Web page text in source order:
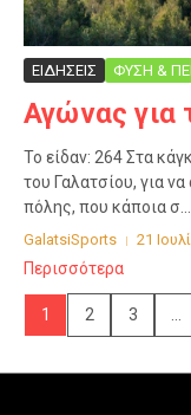
ΕΙΔΗΣΕΙΣ ΦΥΣΗ &
Αγώνας για
Το είδαν: 264 Στα
του Γαλατσίου, για
πόλης, που κάποια σ...
GalatsiSports 21
Περισσότερα
1 2 3